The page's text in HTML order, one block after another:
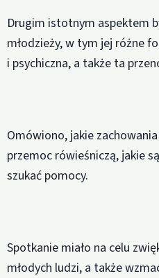
Drugim istotnym aspektem
młodzieży, w tym jej różne
i psychiczna, a także ta
Omówiono, jakie
przemoc rówieśniczą, jakie
szukać pomocy.
Spotkanie miało na celu
młodych ludzi, a także